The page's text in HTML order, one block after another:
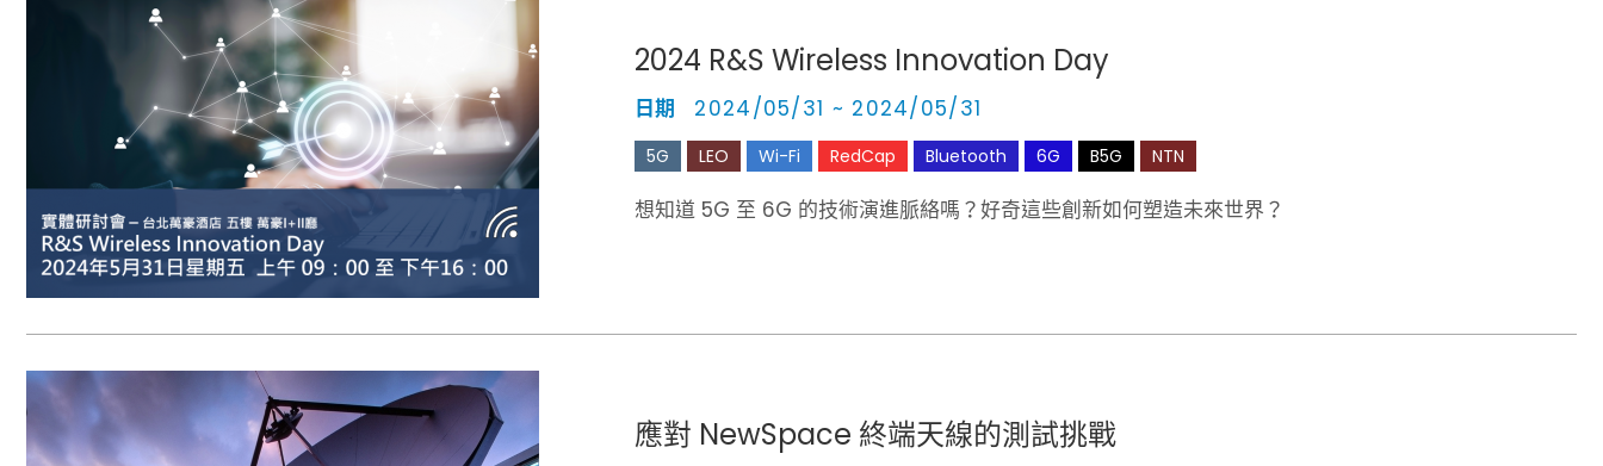
2024 R&S Wireless Innovation Day
日期 2024/05/31 ~ 2024/05/31
5G LEO Wi-Fi RedCap Bluetooth 6G B5G NTN
想知道 5G 至 6G 的技術演進脈絡嗎？好奇這些創新如何塑造未來世界？
應對 NewSpace 終端天線的測試挑戰